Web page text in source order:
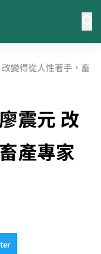
變得從人性著手，畜
震元 改
產專家